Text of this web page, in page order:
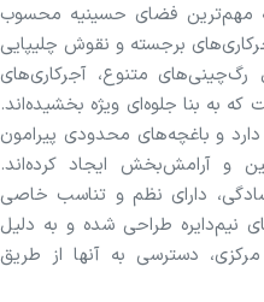
که مهم‌ترین فضای حسینیه محسوب
برجسته و نقوش چلیپایی
متنوع، آجرکاری‌های
به بنا جلوه‌ای ویژه بخشیده‌اند.
و باغچه‌های محدودی پیرامون
و آرامش‌بخش ایجاد کرده‌اند.
دارای نظم و تناسب خاصی
نیم‌دایره طراحی شده و به دلیل
دسترسی به آنها از طریق